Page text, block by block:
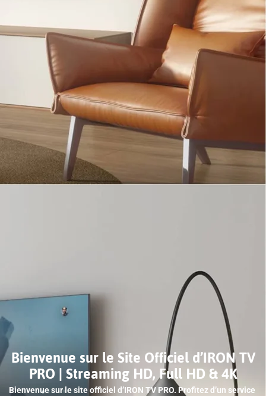
Bienvenue sur le Site Officiel d’IRON TV
PRO | Streaming HD, Full HD & 4K
Bienvenue sur le site officiel d’IRON TV PRO. Profitez d’un service